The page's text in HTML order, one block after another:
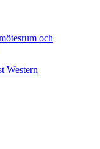
och
Western